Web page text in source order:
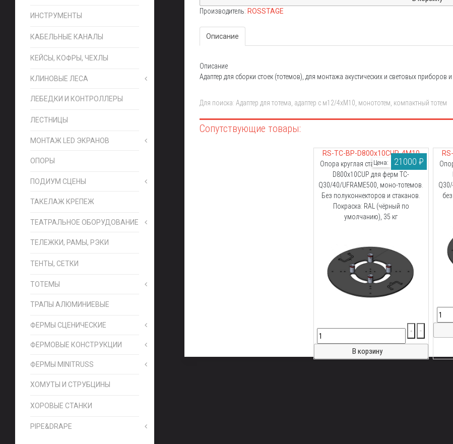
ИНСТРУМЕНТЫ
КАБЕЛЬНЫЕ КАНАЛЫ
КЕЙСЫ, КОФРЫ, ЧЕХЛЫ
КЛИНОВЫЕ ЛЕСА
ЛЕБЕДКИ И КОНТРОЛЛЕРЫ
ЛЕСТНИЦЫ
МОНТАЖ LED ЭКРАНОВ
ОПОРЫ
ПОДИУМ СЦЕНЫ
ТАКЕЛАЖ КРЕПЕЖ
ТЕАТРАЛЬНОЕ ОБОРУДОВАНИЕ
ТЕЛЕЖКИ, РАМЫ, РЭКИ
ТЕНТЫ, СЕТКИ
ТОТЕМЫ
ТРАПЫ АЛЮМИНИЕВЫЕ
ФЕРМЫ СЦЕНИЧЕСКИЕ
ФЕРМОВЫЕ КОНСТРУКЦИИ
ФЕРМЫ MINITRUSS
ХОМУТЫ И СТРУБЦИНЫ
ХОРОВЫЕ СТАНКИ
PIPE&DRAPE
Производитель: ROSSTAGE
Описание
Описание
Адаптер для сборки стоек (тотемов), для монтажа акустических и световых приборов
Для поиска: Адаптер для тотема, адаптер с м12/4хМ10, монототем, компактный тотем
RS-TC-BP-D800x10CUP-4M10
Опора круглая стальная с ручками
D800x10CUP для ферм TC-
Q30/40/UFRAME500, моно-тотемов.
Без полуконнекторов и стаканов.
Покраска: RAL (чёрный по
умолчанию), 35 кг
Цена: 21000 ₽